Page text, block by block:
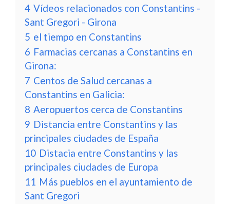
4 Vídeos relacionados con Constantins -
Sant Gregori - Girona
5 el tiempo en Constantins
6 Farmacias cercanas a Constantins en
Girona:
7 Centos de Salud cercanas a
Constantins en Galicia:
8 Aeropuertos cerca de Constantins
9 Distancia entre Constantins y las
principales ciudades de España
10 Distacia entre Constantins y las
principales ciudades de Europa
11 Más pueblos en el ayuntamiento de
Sant Gregori